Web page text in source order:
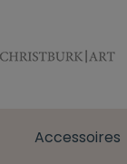
Accessoires